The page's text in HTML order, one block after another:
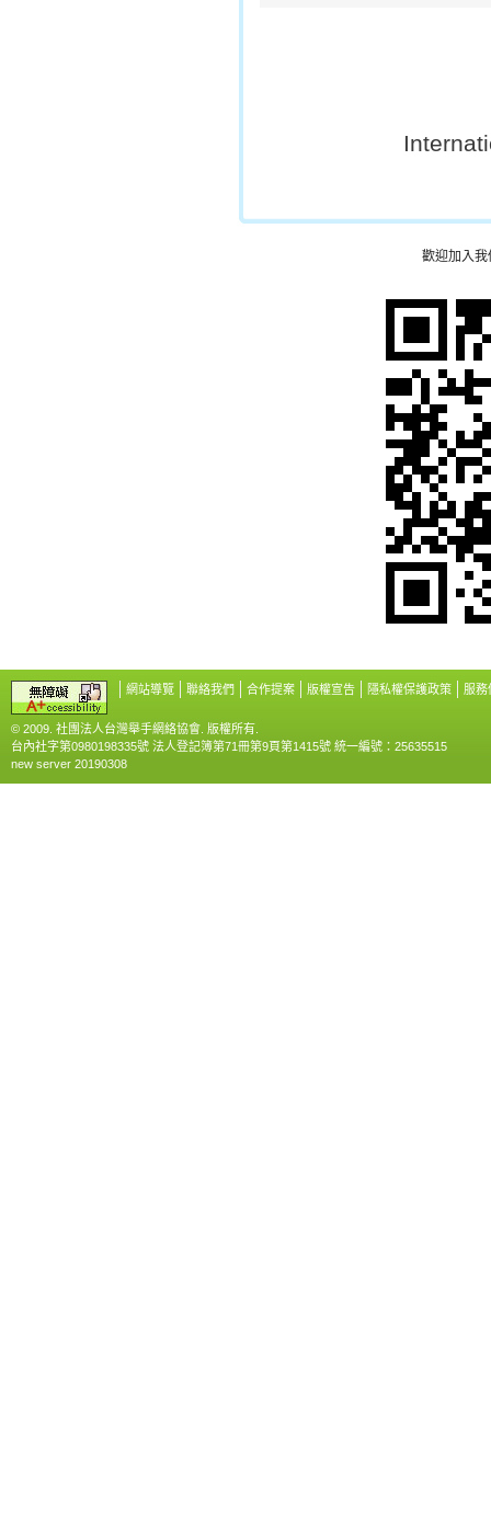
歡迎加入
網站導覽 聯絡我們 合作提案 版權宣告 隱私權保護政策 服務
© 2009. 社團法人台灣舉手網絡協會. 版權所有.
台內社字第0980198335號 法人登記簿第71冊第9頁第1415號 統一編號：25635515
new server 20190308